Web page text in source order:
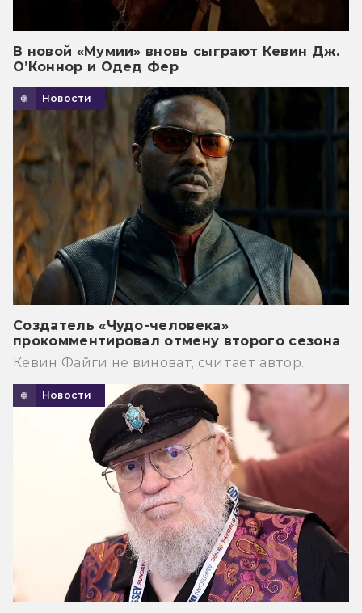
В новой «Мумии» вновь сыграют Кевин Дж.
О’Коннор и Одед Фер
Новости
Создатель «Чудо-человека»
прокомментировал отмену второго сезона
Кевин Файги не виноват, считает автор.
Новости